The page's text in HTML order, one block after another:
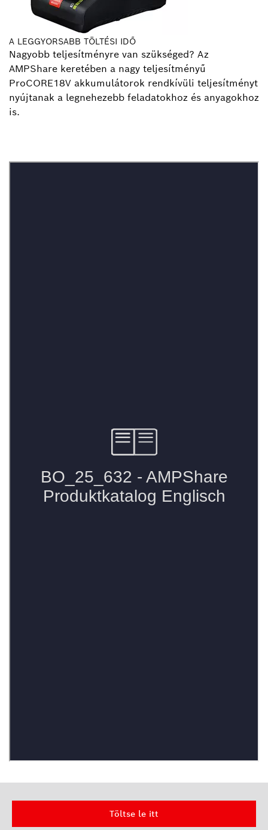
A LEGGYORSABB TÖLTÉSI IDŐ
Nagyobb teljesítményre van szükséged? Az
AMPShare keretében a nagy teljesítményű
ProCORE18V akkumulátorok rendkívüli teljesítményt
nyújtanak a legnehezebb feladatokhoz és anyagokhoz
is.
Töltse le itt